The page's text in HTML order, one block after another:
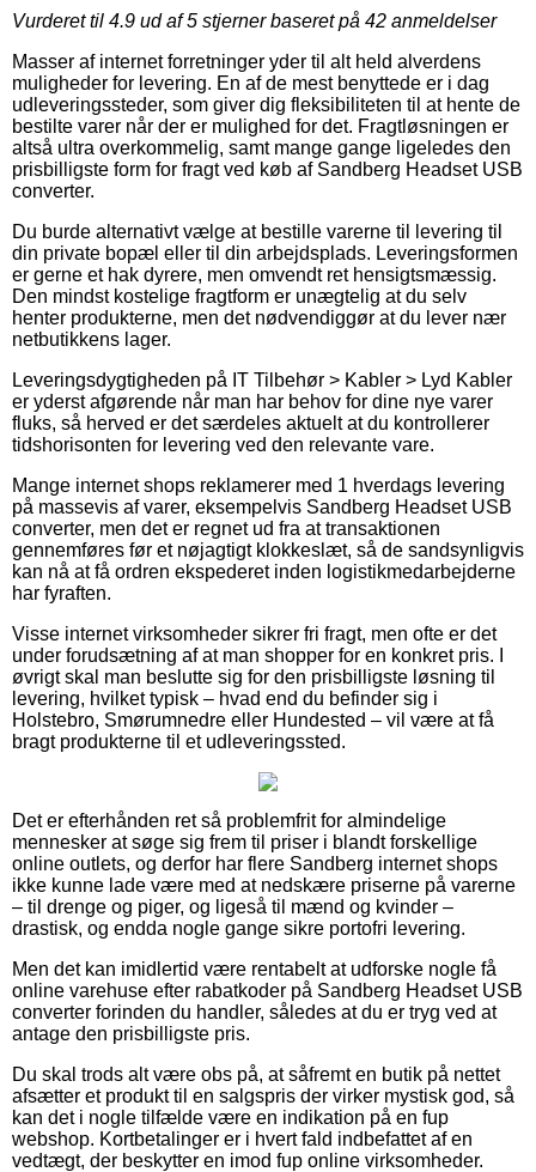
Vurderet til 4.9 ud af 5 stjerner baseret på 42 anmeldelser
Masser af internet forretninger yder til alt held alverdens
muligheder for levering. En af de mest benyttede er i dag
udleveringssteder, som giver dig fleksibiliteten til at hente de
bestilte varer når der er mulighed for det. Fragtløsningen er
altså ultra overkommelig, samt mange gange ligeledes den
prisbilligste form for fragt ved køb af Sandberg Headset USB
converter.
Du burde alternativt vælge at bestille varerne til levering til
din private bopæl eller til din arbejdsplads. Leveringsformen
er gerne et hak dyrere, men omvendt ret hensigtsmæssig.
Den mindst kostelige fragtform er unægtelig at du selv
henter produkterne, men det nødvendiggør at du lever nær
netbutikkens lager.
Leveringsdygtigheden på IT Tilbehør > Kabler > Lyd Kabler
er yderst afgørende når man har behov for dine nye varer
fluks, så herved er det særdeles aktuelt at du kontrollerer
tidshorisonten for levering ved den relevante vare.
Mange internet shops reklamerer med 1 hverdags levering
på massevis af varer, eksempelvis Sandberg Headset USB
converter, men det er regnet ud fra at transaktionen
gennemføres før et nøjagtigt klokkeslæt, så de sandsynligvis
kan nå at få ordren ekspederet inden logistikmedarbejderne
har fyraften.
Visse internet virksomheder sikrer fri fragt, men ofte er det
under forudsætning af at man shopper for en konkret pris. I
øvrigt skal man beslutte sig for den prisbilligste løsning til
levering, hvilket typisk – hvad end du befinder sig i
Holstebro, Smørumnedre eller Hundested – vil være at få
bragt produkterne til et udleveringssted.
Det er efterhånden ret så problemfrit for almindelige
mennesker at søge sig frem til priser i blandt forskellige
online outlets, og derfor har flere Sandberg internet shops
ikke kunne lade være med at nedskære priserne på varerne
– til drenge og piger, og ligeså til mænd og kvinder –
drastisk, og endda nogle gange sikre portofri levering.
Men det kan imidlertid være rentabelt at udforske nogle få
online varehuse efter rabatkoder på Sandberg Headset USB
converter forinden du handler, således at du er tryg ved at
antage den prisbilligste pris.
Du skal trods alt være obs på, at såfremt en butik på nettet
afsætter et produkt til en salgspris der virker mystisk god, så
kan det i nogle tilfælde være en indikation på en fup
webshop. Kortbetalinger er i hvert fald indbefattet af en
vedtægt, der beskytter en imod fup online virksomheder.